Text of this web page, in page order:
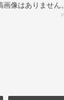
画像はありません。